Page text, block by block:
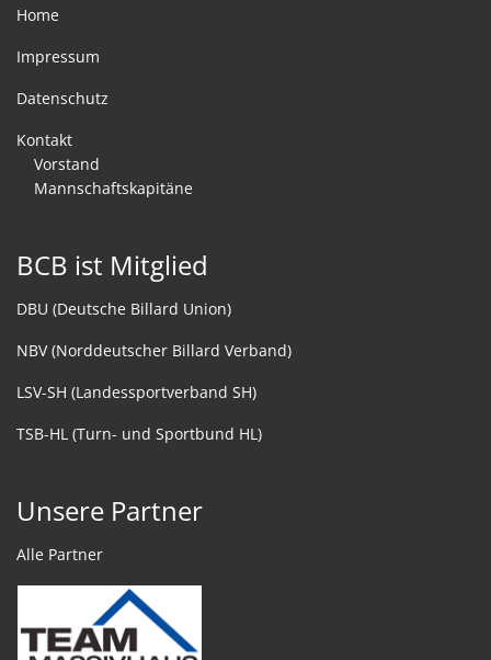
Home
Impressum
Datenschutz
Kontakt
Vorstand
Mannschaftskapitäne
BCB ist Mitglied
DBU (Deutsche Billard Union)
NBV (Norddeutscher Billard Verband)
LSV-SH (Landessportverband SH)
TSB-HL (Turn- und Sportbund HL)
Unsere Partner
Alle Partner